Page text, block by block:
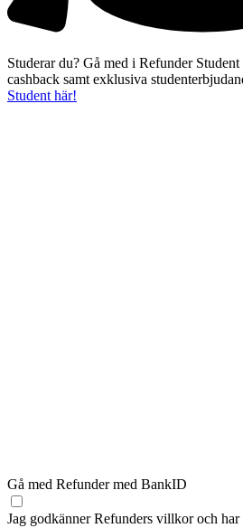
Studerar du? Gå med i Refunder
cashback samt exklusiva
Student här!
Gå med Refunder med BankID
Jag godkänner Refunders villkoroch har